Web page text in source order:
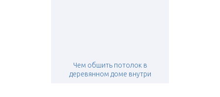
Чем обшить потолок в
деревянном доме внутри